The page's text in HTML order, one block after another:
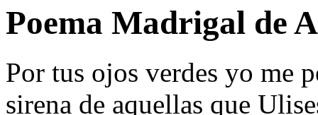
Poema Madrigal de
Por tus ojos verdes yo me
sirena de aquellas que